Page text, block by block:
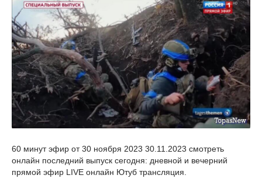
60 минут эфир от 30 ноября 2023 30.11.2023 смотреть
онлайн последний выпуск сегодня: дневной и вечерний
прямой эфир LIVE онлайн Ютуб трансляция.